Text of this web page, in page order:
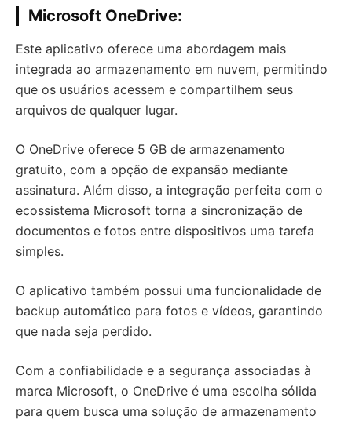
Microsoft OneDrive:
Este aplicativo oferece uma abordagem mais
integrada ao armazenamento em nuvem, permitindo
que os usuários acessem e compartilhem seus
arquivos de qualquer lugar.
O OneDrive oferece 5 GB de armazenamento
gratuito, com a opção de expansão mediante
assinatura. Além disso, a integração perfeita com o
ecossistema Microsoft torna a sincronização de
documentos e fotos entre dispositivos uma tarefa
simples.
O aplicativo também possui uma funcionalidade de
backup automático para fotos e vídeos, garantindo
que nada seja perdido.
Com a confiabilidade e a segurança associadas à
marca Microsoft, o OneDrive é uma escolha sólida
para quem busca uma solução de armazenamento